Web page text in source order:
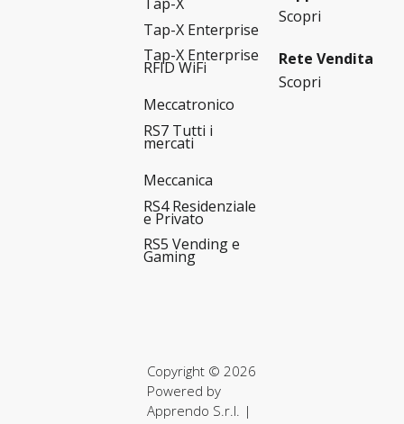
Tap-X Enterprise
Tap-X Enterprise
RFID WiFi
Meccatronico
RS7 Tutti i
mercati
Meccanica
RS4 Residenziale
e Privato
RS5 Vending e
Gaming
Scopri
Rete Vendita
Scopri
Copyright © 2026
Powered by
Apprendo S.r.l. |